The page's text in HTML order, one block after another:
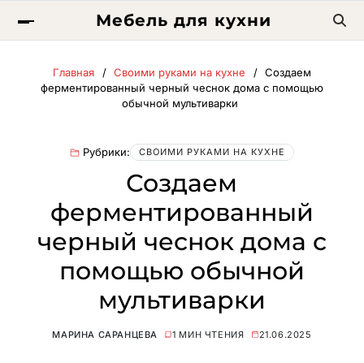
Мебель для кухни
Главная Своими руками на кухне
Создаем
ферментированный черный чеснок дома с помощью
обычной мультиварки
Рубрики: СВОИМИ РУКАМИ НА КУХНЕ
Создаем
ферментированный
черный чеснок дома с
помощью обычной
мультиварки
МАРИНА САРАНЦЕВА 1 МИН ЧТЕНИЯ 21.06.2025